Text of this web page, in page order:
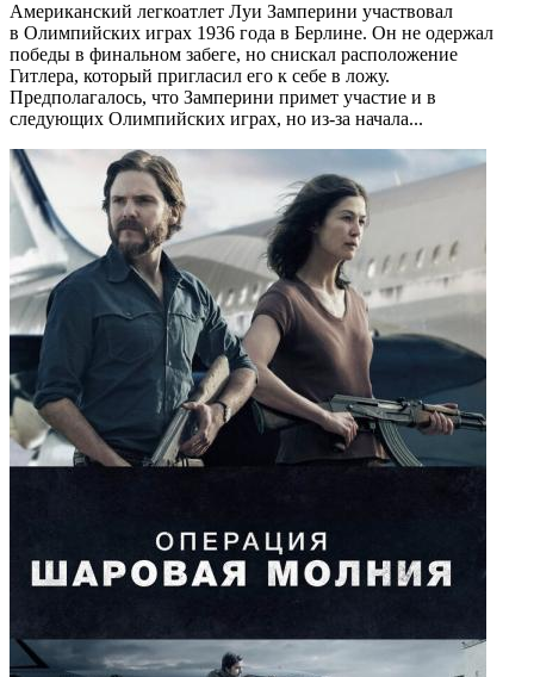
Американский легкоатлет Луи Замперини участвовал
в Олимпийских играх 1936 года в Берлине. Он не одержал
победы в финальном забеге, но снискал расположение
Гитлера, который пригласил его к себе в ложу.
Предполагалось, что Замперини примет участие и в
следующих Олимпийских играх, но из-за начала...